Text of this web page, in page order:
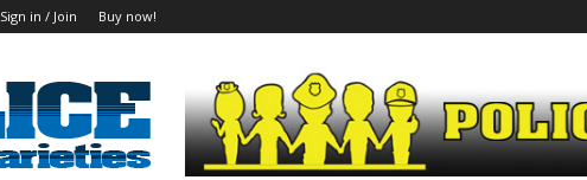
Sign in / Join Buy now!